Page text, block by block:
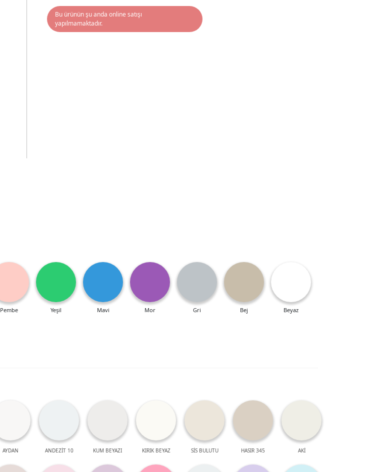
Bu ürünün şu anda online satışı
yapılmamaktadır.
Pembe Yeşil Mavi Mor Gri Bej Beyaz
AYDAN ANDEZİT 10 KUM BEYAZI KIRIK BEYAZ SİS BULUTU HASIR 345 AKİ